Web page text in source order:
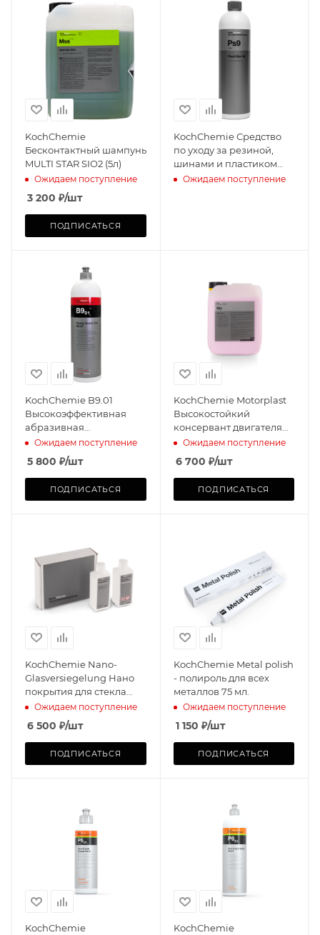
KochChemie
Бесконтактный шампунь
MULTI STAR SIO2 (5л)
Ожидаем поступление
3 200 ₽/шт
ПОДПИСАТЬСЯ
KochChemie Средство
по уходу за резиной,
шинами и пластиком
Plast Star 96 1л
Ожидаем поступление
KochChemie B9.01
Высокоэффективная
абразивная
полировальная паста
Ожидаем поступление
5 800 ₽/шт
ПОДПИСАТЬСЯ
KochChemie Motorplast
Высокостойкий
консервант двигателя
(5л)Ожидаем поступление
6 700 ₽/шт
ПОДПИСАТЬСЯ
KochChemie Nano-
Glasversiegelung Нано
покрытия для стекла
2х250мл
Ожидаем поступление
6 500 ₽/шт
ПОДПИСАТЬСЯ
KochChemie Metal polish
- полироль для всех
металлов 75 мл.
Ожидаем поступление
1 150 ₽/шт
ПОДПИСАТЬСЯ
KochChemie
KochChemie